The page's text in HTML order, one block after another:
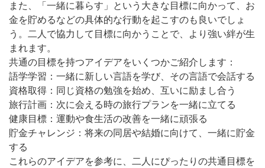
また、「一緒に暮らす」という大きな目標に向かって、お
金を貯めるなどの具体的な行動を起こすのも良いでしょ
う。二人で協力して目標に向かうことで、より強い絆が生
まれます。
共通の目標を持つアイデアをいくつかご紹介します：
語学学習：一緒に新しい言語を学び、その言語で会話する
資格取得：同じ資格の勉強を始め、互いに励まし合う
旅行計画：次に会える時の旅行プランを一緒に立てる
健康目標：運動や食生活の改善を一緒に頑張る
貯金チャレンジ：将来の同居や結婚に向けて、一緒に貯金
する
これらのアイデアを参考に、二人にぴったりの共通目標を